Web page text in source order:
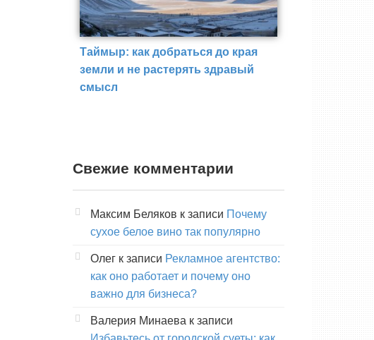
Таймыр: как добраться до края
земли и не растерять здравый
смысл
Свежие комментарии
Максим Беляков к записи Почему
сухое белое вино так популярно
Олег к записи Рекламное агентство:
как оно работает и почему оно
важно для бизнеса?
Валерия Минаева к записи